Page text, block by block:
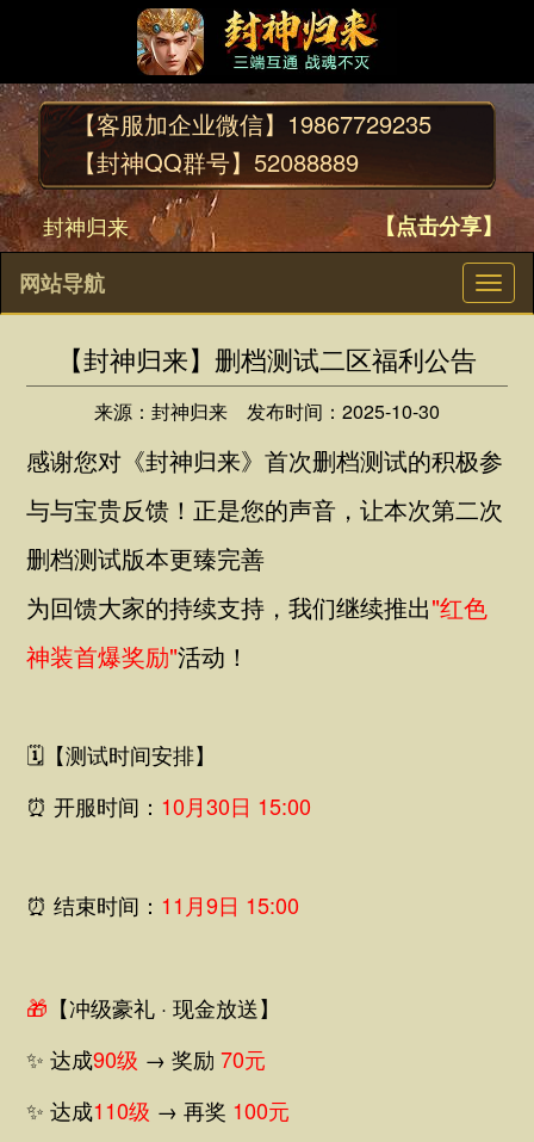
【客服加企业微信】 19867729235
【封神QQ群号】52088889
封神归来 【点击分享】
切
换
网站导航
【封神归来】删档测试二区福利公告
来源：封神归来 发布时间：2025-10-30
感谢您对《封神归来》首次删档测试的积极参
与与宝贵反馈！正是您的声音，让本次第二次
删档测试版本更臻完善
为回馈大家的持续支持，我们继续推出"红色
神装首爆奖励"活动！
🗓【测试时间安排】
⏰ 开服时间： 10月30日 15:00
⏰ 结束时间： 11月9日 15:00
🎁 【冲级豪礼 · 现金放送】
✨ 达成90级 → 奖励 70元
✨ 达成110级 → 再奖 100元